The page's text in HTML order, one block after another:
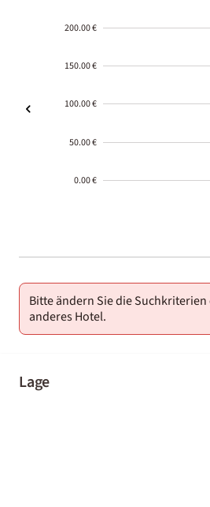
200.00 €
150.00 €
100.00 €
50.00 €
0.00 €
01-02
Bitte ändern Sie die
anderes Hotel.
Lage